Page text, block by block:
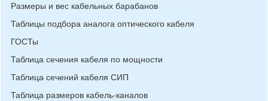
Размеры и вес кабельных барабанов
Таблицы подбора аналога оптического кабеля
ГОСТы
Таблица сечения кабеля по мощности
Таблица сечений кабеля СИП
Таблица размеров кабель-каналов